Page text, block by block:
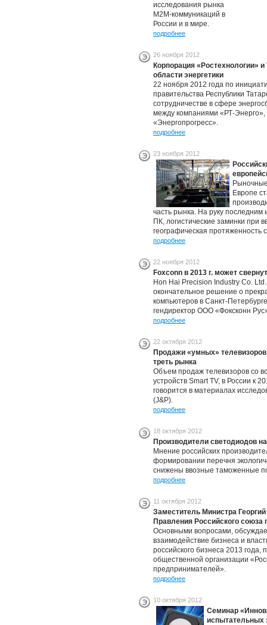
исследования рынка
M2M-коммуникаций в
России и в мире.
подробнее
26 ноября 2012
Корпорация «Ростехнологии»
области энергетики
22 ноября 2012 года по
правительства Республики
сотрудничестве в сфере
между компаниями «РТ-
«Энергопрогресс».
подробнее
23 ноября 2012
Европе
часть рынка. На руку последним
ПК, логистические заминки при
географическая протяженность
подробнее
22 ноября 2012
Foxconn в 2013 г. может
Hon Hai Precision Industry Co.
окончательное решение о
компьютеров в Санкт-
гендиректор ООО «Фоксконн
подробнее
22 октября 2012
Продажи «умных» телевизоров
треть рынка
Объем продаж телевизоров со
устройств Smart TV, в России к
говорится в материалах
(J&P).
подробнее
18 октября 2012
Производители светодиодов
Мнение российских
формировании перечня
снижены ввозные таможенные
подробнее
11 октября 2012
Заместитель Министра
Правления Российского
Основными вопросами,
взаимодействие бизнеса и
российского бизнеса 2013
общественной организации
предпринимателей».
подробнее
10 октября 2012
Семинар
испытательных